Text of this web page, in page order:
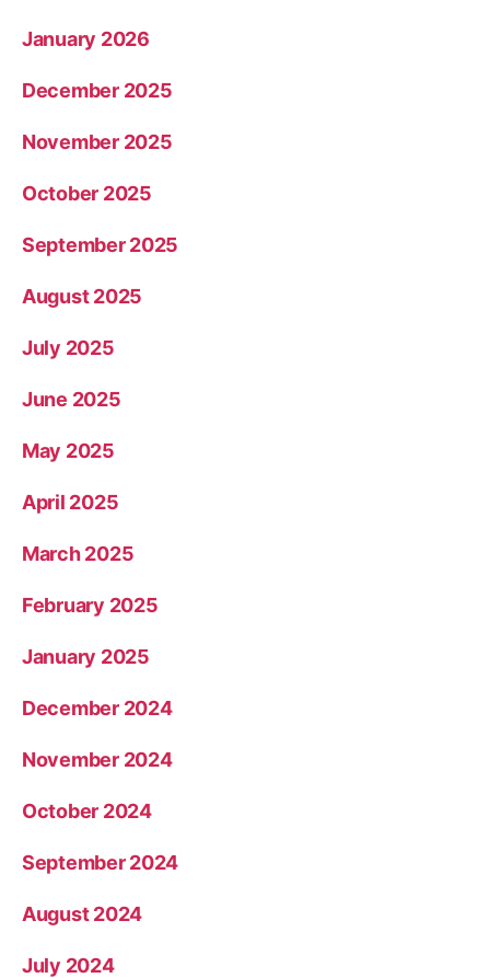
January 2026
December 2025
November 2025
October 2025
September 2025
August 2025
July 2025
June 2025
May 2025
April 2025
March 2025
February 2025
January 2025
December 2024
November 2024
October 2024
September 2024
August 2024
July 2024